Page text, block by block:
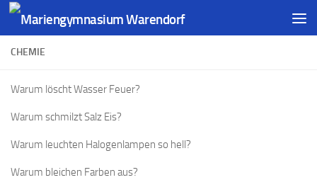
CHEMIE
Warum löscht Wasser Feuer?
Warum schmilzt Salz Eis?
Warum leuchten Halogenlampen so hell?
Warum bleichen Farben aus?